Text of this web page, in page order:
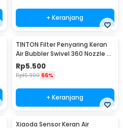
+ Keranjang
TINTON Filter Penyaring Keran
Air Bubbler Swivel 360 Nozzle -
QYJ-666
Rp5.500
Rp15.900 66%
+ Keranjang
Xiaoda Sensor Keran Air